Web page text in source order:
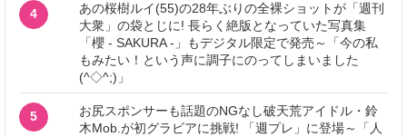
4
あの桜樹ルイ(55)の28年ぶりの全裸ショットが「週刊
大衆」の袋とじに! 長らく絶版となっていた写真集
「櫻 - SAKURA -」もデジタル限定で発売～「今の私
もみたい！という声に調子にのってしまいました
(^◇^;)」
5
お尻スポンサーも話題のNGなし破天荒アイドル・鈴
木Mob.が初グラビアに挑戦! 「週プレ」に登場～「人